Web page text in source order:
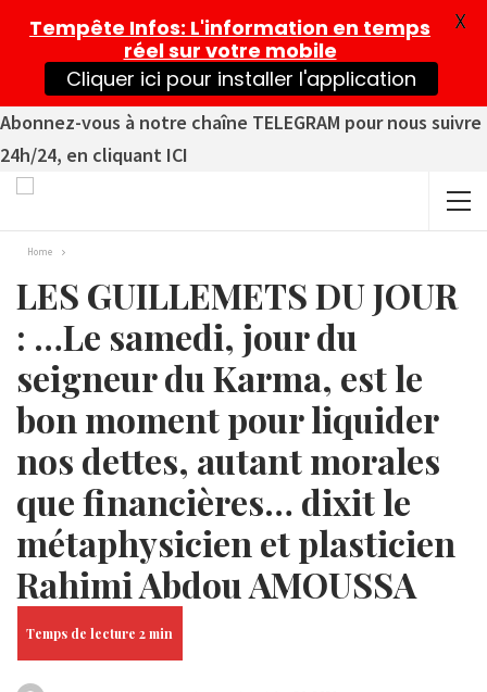
Abonnez-vous à notre chaîne TELEGRAM pour nous suivre
24h/24, en cliquant ICI
Home
LES GUILLEMETS DU JOUR
: …Le samedi, jour du
seigneur du Karma, est le
bon moment pour liquider
nos dettes, autant morales
que financières… dixit le
métaphysicien et plasticien
Rahimi Abdou AMOUSSA
Tempête Infos: L'information en temps
réel sur votre mobile
Cliquer ici pour installer l'application
X